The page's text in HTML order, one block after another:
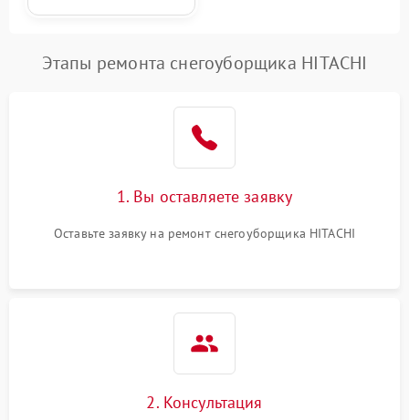
Этапы ремонта снегоуборщика HITACHI
1. Вы оставляете заявку
Оставьте заявку на ремонт снегоуборщика HITACHI
2. Консультация